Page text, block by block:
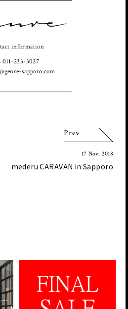
information
011-233-3027
sapporo.com
Prev
17 Nov. 2018
mederu CARAVAN in Sapporo